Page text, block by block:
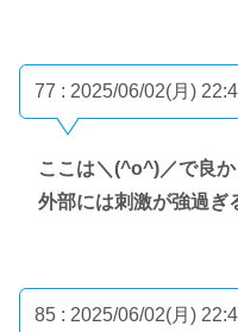
77 : 2025/06/02(月)
ここは＼(^o^)／で良
外部には刺激が強過ぎ
85 : 2025/06/02(月)